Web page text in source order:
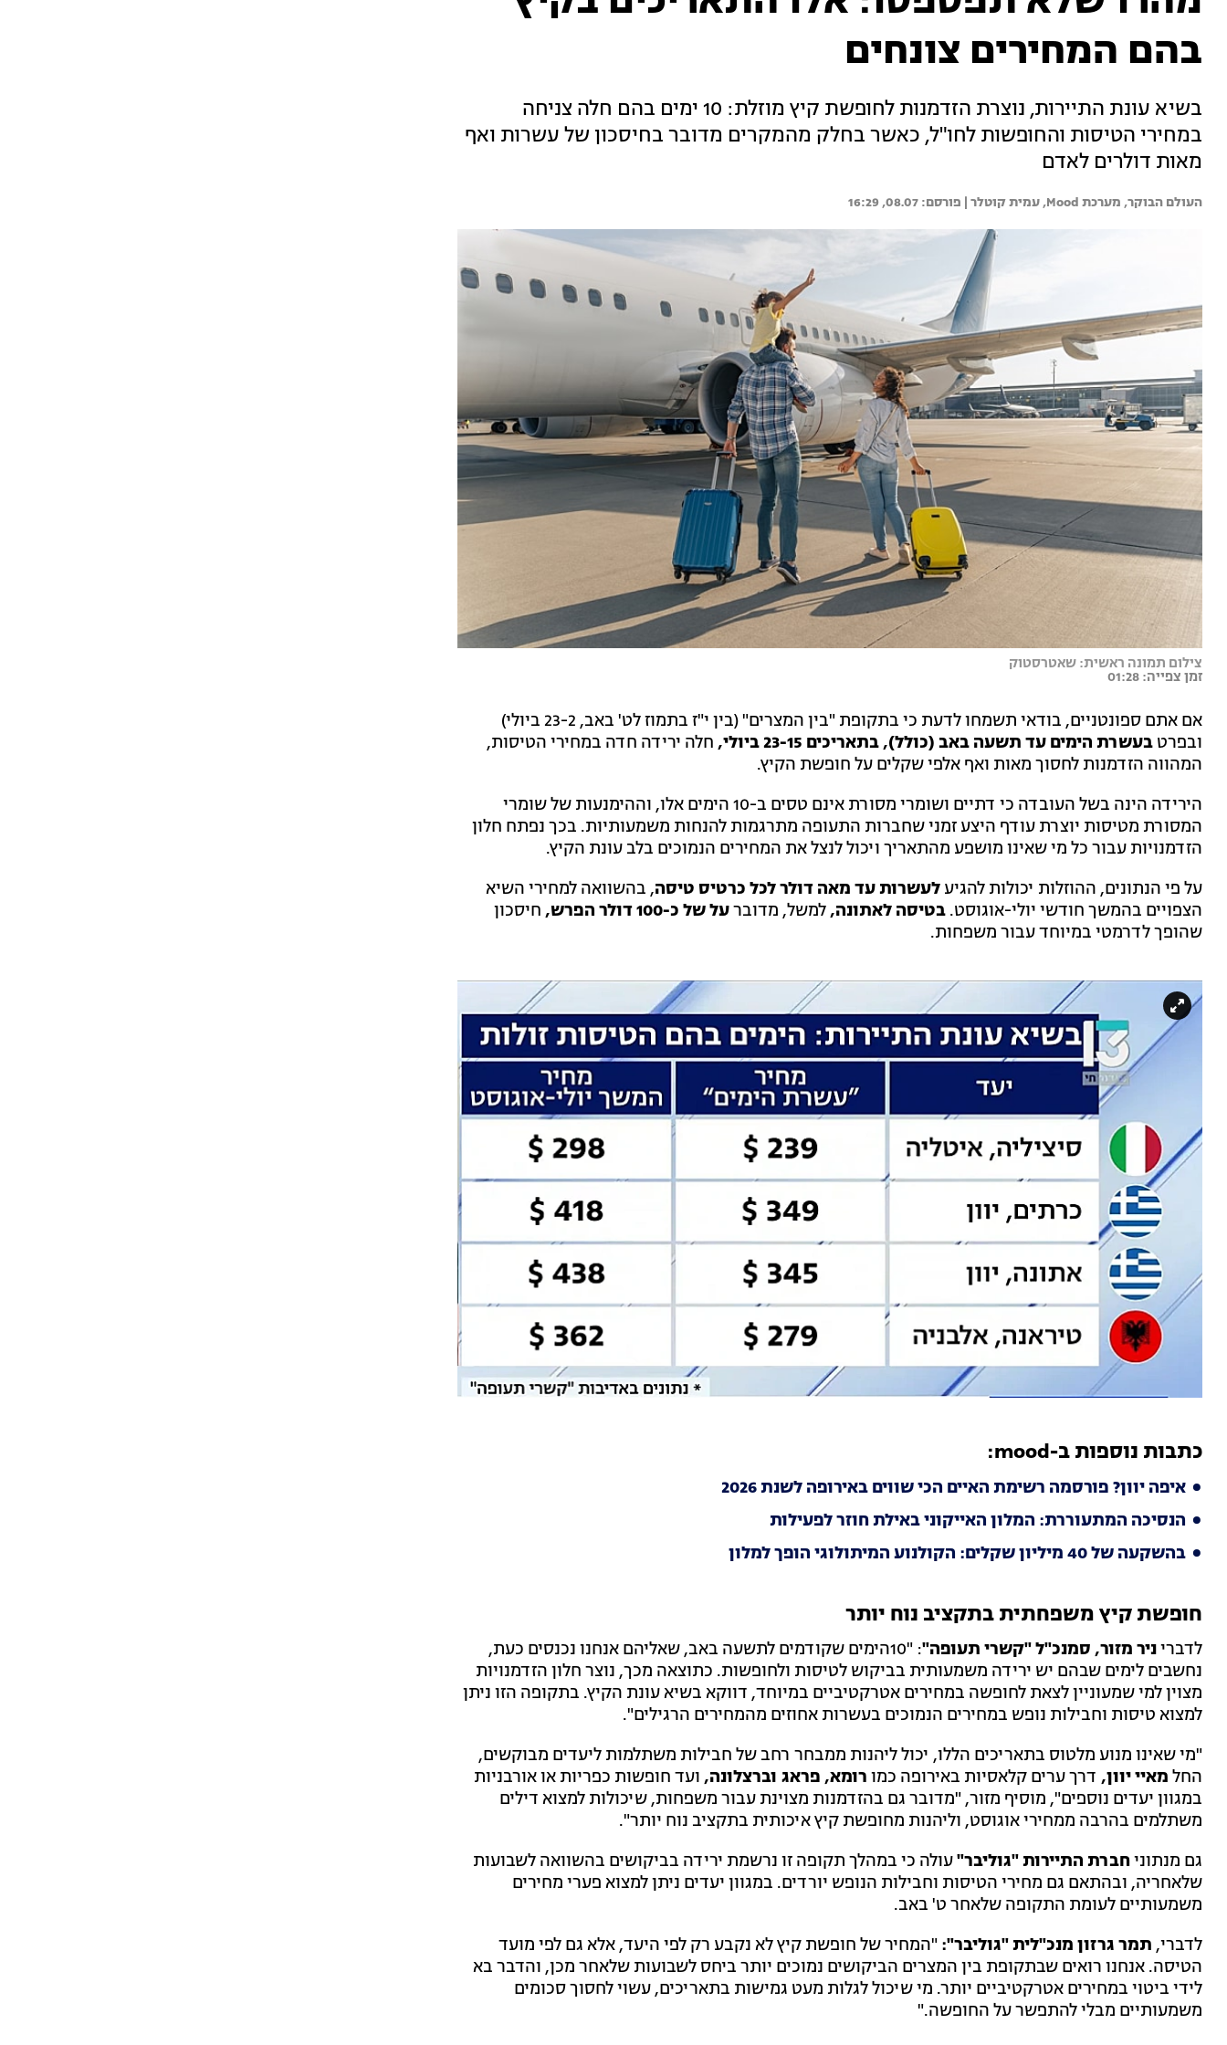
בהם המחירים צונחים
בשיא עונת התיירות, נוצרת הזדמנות לחופשת קיץ מוזלת: 10 ימים בהם חלה צניחה
במחירי הטיסות והחופשות לחו"ל, כאשר בחלק מהמקרים מדובר בחיסכון של עשרות ואף
מאות דולרים לאדם
העולם הבוקר, מערכת Mood, עמית קוטלר | 08.07, 16:29
צילום תמונה ראשית: שאטרסטוק
זמן צפייה: 01:28
אם אתם ספונטניים, בודאי תשמחו לדעת כי בתקופת "בין המצרים" (בין י"ז בתמוז לט' באב, 23-2 ביולי)
ובפרט בעשרת הימים עד תשעה באב (כולל), בתאריכים 23-15 ביולי,
חלה ירידה חדה במחירי הטיסות,
המהווה הזדמנות לחסוך מאות ואף אלפי שקלים על חופשת הקיץ.
הירידה הינה בשל העובדה כי דתיים ושומרי מסורת אינם טסים ב-10 הימים אלו, וההימנעות של שומרי
המסורת מטיסות יוצרת עודף היצע זמני שחברות התעופה מתרגמות להנחות משמעותיות. בכך נפתח חלון
הזדמנויות עבור כל מי שאינו מושפע מהתאריך ויכול לנצל את המחירים הנמוכים בלב עונת הקיץ.
על פי הנתונים, ההוזלות יכולות להגיע לעשרות עד מאה דולר לכל כרטיס טיסה, בהשוואה למחירי השיא
הצפויים בהמשך חודשי יולי-אוגוסט. בטיסה לאתונה,למשל, מדוברעל של כ-100 דולר הפרש,
חיסכון
שהופך לדרמטי במיוחד עבור משפחות.
כתבות נוספות ב-mood:
איפה יוון? פורסמה רשימת האיים הכי שווים באירופה לשנת 2026
הנסיכה המתעוררת: המלון האייקוני באילת חוזר לפעילות
בהשקעה של 40 מיליון שקלים: הקולנוע המיתולוגי הופך למלון
חופשת קיץ משפחתית בתקציב נוח יותר
לדבריניר מזור, סמנכ"ל "קשרי תעופה"
: "10הימים שקודמים לתשעה באב, שאליהם אנחנו נכנסים כעת,
נחשבים לימים שבהם יש ירידה משמעותית בביקוש לטיסות ולחופשות. כתוצאה מכך, נוצר חלון הזדמנויות
מצוין למי שמעוניין לצאת לחופשה במחירים אטרקטיביים במיוחד, דווקא בשיא עונת הקיץ. בתקופה הזו ניתן
למצוא טיסות וחבילות נופש במחירים הנמוכים בעשרות אחוזים מהמחירים הרגילים".
"מי שאינו מנוע מלטוס בתאריכים הללו, יכול ליהנות ממבחר רחב של חבילות משתלמות ליעדים מבוקשים,
החל מאיי יוון, דרך ערים קלאסיות באירופה כמו רומא, פראג וברצלונה, ועד חופשות כפריות או אורבניות
במגוון יעדים נוספים", מוסיף מזור, "מדובר גם בהזדמנות מצוינת עבור משפחות, שיכולות למצוא דילים
משתלמים בהרבה ממחירי אוגוסט, וליהנות מחופשת קיץ איכותית בתקציב נוח יותר".
גם מנתוניחברת התיירות "גוליבר"עולה כי במהלך תקופה זו נרשמת ירידה בביקושים בהשוואה לשבועות
שלאחריה, ובהתאם גם מחירי הטיסות וחבילות הנופש יורדים. במגוון יעדים ניתן למצוא פערי מחירים
משמעותיים לעומת התקופה שלאחר ט' באב.
לדברי, תמר גרזון מנכ"לית "גוליבר": "המחיר של חופשת קיץ לא נקבע רק לפי היעד, אלא גם לפי מועד
הטיסה. אנחנו רואים שבתקופת בין המצרים הביקושים נמוכים יותר ביחס לשבועות שלאחר מכן, והדבר בא
לידי ביטוי במחירים אטרקטיביים יותר. מי שיכול לגלות מעט גמישות בתאריכים, עשוי לחסוך סכומים
משמעותיים מבלי להתפשר על החופשה."